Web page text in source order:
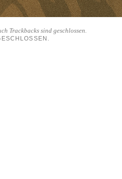
Trackbacks sind geschlossen.